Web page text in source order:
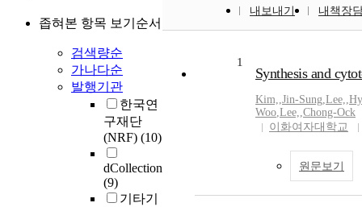
좁혀본 항목 보기순서
검색량순
가나다순
발행기관
한국연
구재단
(NRF) (10)
dCollection
(9)
기타기
내보내기 내책장
1
Synthesis and
Kim,,Jin-Sung,Lee,,
Woo,Lee,,Chong-Ock
이화여자대학교
원문보기